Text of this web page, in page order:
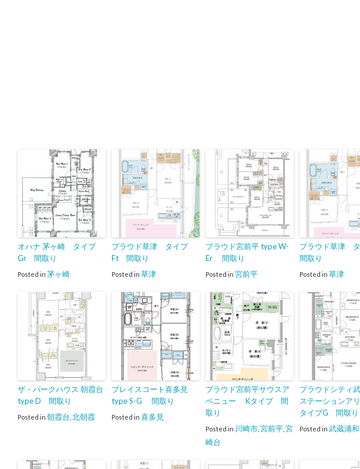
オハナ 茅ヶ崎 タイプ
Gr 間取り
Posted in 茅ヶ崎
プラウド草津 タイプ
Ft 間取り
Posted in 草津
プラウド宮前平 type W-
Er 間取り
Posted in 宮前平
プラウド草津
間取り
Posted in 草津
ザ・パークハウス 朝霞台
type D 間取り
Posted in 朝霞台 北朝霞
プレイスコート喜多見
type S-G 間取り
Posted in 喜多見
プラウド宮前平サウスア
ベニュー Kタイプ 間
取り
Posted in 川崎市, 宮前平, 宮
崎台
プラウドシティ
ステーションア
タイプG 間取り
Posted in 武蔵浦和